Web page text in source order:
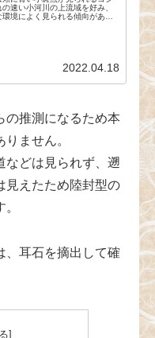
速い小河川の上流域を好み、
境によく見られる傾向があり
2022.04.18
の推測になるため本
ません。
などは見られず、遡
見えたため陸封型の
、耳石を摘出して確